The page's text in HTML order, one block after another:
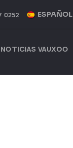
0252 ESPAÑOL
NOTICIAS VAUXOO